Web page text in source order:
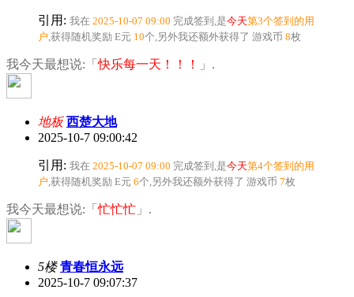
引用: 我在 2025-10-07 09:00 完成签到,是今天第3个签到的用
户 ,获得随机奖励 E元 10个 ,另外我还额外获得了 游戏币 8枚
我今天最想说:「快乐每一天！！！ 」.
地板 西楚大地
2025-10-7 09:00:42
引用: 我在 2025-10-07 09:00 完成签到,是今天第4个签到的用
户 ,获得随机奖励 E元 6个 ,另外我还额外获得了 游戏币 7枚
我今天最想说:「忙忙忙 」.
5楼 青春恒永远
2025-10-7 09:07:37